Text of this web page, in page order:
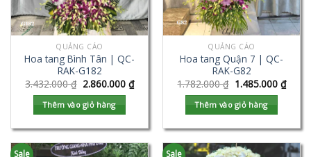
QUẢNG CÁO
Hoa tang Bình Tân | QC-
RAK-G182
3.432.000₫ 2.860.000 ₫
Thêm vào giỏ hàng
QUẢNG CÁO
Hoa tang Quận 7 | QC-
RAK-G82
1.782.000₫ 1.485.000 ₫
Thêm vào giỏ hàng
Sale Sale